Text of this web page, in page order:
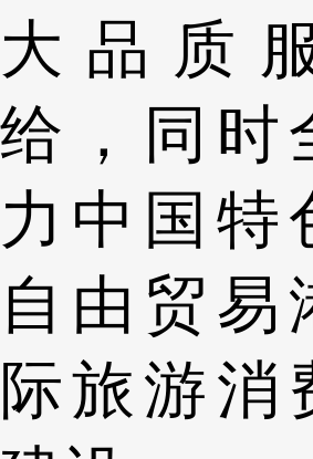
大品质
给，同时
力中国特
自由贸易
际旅游消